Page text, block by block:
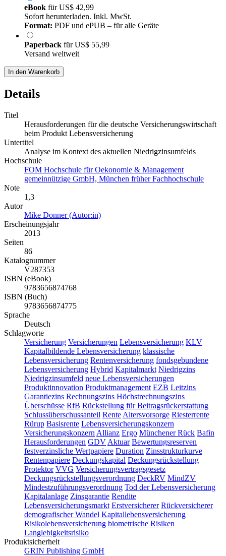
eBook fürUS$ 42,99
Sofort herunterladen. Inkl. MwSt.
Format: PDF und ePUB – für alle Geräte
Paperback fürUS$ 55,99
Versand weltweit
In den Warenkorb
Details
Titel
Herausforderungen für die deutsche Versicherungswirtschaft
beim Produkt Lebensversicherung
Untertitel
Analyse im Kontext des aktuellen Niedrigzinsumfelds
Hochschule
FOM Hochschule für Oekonomie & Management
gemeinnützige GmbH, München früher Fachhochschule
Note
1,3
Autor
Mike Donner (Autor:in)
Erscheinungsjahr
2013
Seiten
86
Katalognummer
V287353
ISBN (eBook)
9783656874768
ISBN (Buch)
9783656874775
Sprache
Deutsch
Schlagworte
Versicherung Versicherungen Lebensversicherung KLV
Kapitalbildende Lebensversicherung klassische
Lebensversicherung Rentenversicherung fondsgebundene
Lebensversicherung Hybrid Kapitalmarkt Niedrigzins
Niedrigzinsumfeld neue Lebensversicherungen
Produktinnovation Produktmanagement EZB Leitzins
Garantiezins Rechnungszins Höchstrechnungszins
Überschüsse RfB Rückstellung für Beitragsrückerstattung
Schlussüberschussanteil Rente Altersvorsorge Riesterrente
Rürup Basisrente Lebensversicherungskonzern
Versicherungskonzern Allianz Ergo Münchener Rück Bafin
Herausforderungen GDV Aktuar Bewertungsreserven
festverzinsliche Wertpapiere Duration Zinsstrukturkurve
Rentenpapiere Deckungskapital Deckungsrückstellung
Protektor VVG Versicherungsvertragsgesetz
Deckungsrückstellungsverordnung DeckRV MindZV
Mindestzuführungsverordnung Tod der Lebensversicherung
Kapitalanlage Zinsgarantie Rendite
Lebensversicherungsmarkt Erstversicherer Rückversicherer
demografischer Wandel Kapitallebensversicherung
Risikolebensversicherung biometrische Risiken
Langlebigkeitsrisiko
Produktsicherheit
GRIN Publishing GmbH